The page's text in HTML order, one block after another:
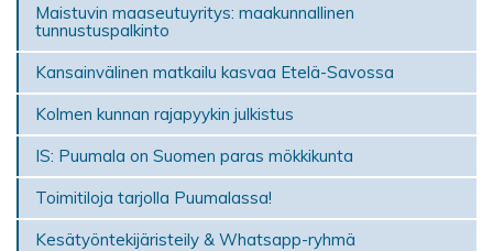
Maistuvin maaseutuyritys: maakunnallinen
tunnustuspalkinto
Kansainvälinen matkailu kasvaa Etelä-Savossa
Kolmen kunnan rajapyykin julkistus
IS: Puumala on Suomen paras mökki­kunta
Toimitiloja tarjolla Puumalassa!
Kesätyöntekijäristeily & Whatsapp-ryhmä